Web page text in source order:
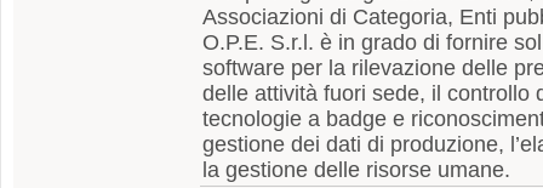
Associazioni di Categoria, Enti
O.P.E. S.r.l. è in grado di fornire
software per la rilevazione delle
delle attività fuori sede, il controllo
tecnologie a badge e
gestione dei dati di produzione,
la gestione delle risorse umane.